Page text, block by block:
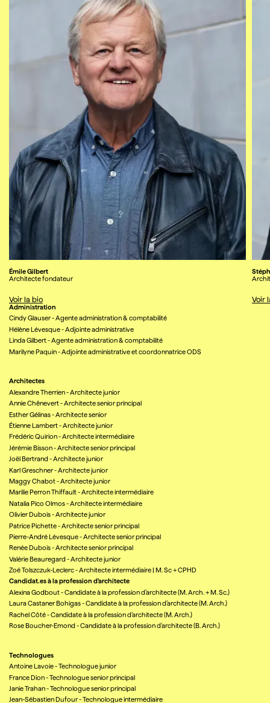
Émile Gilbert
Architecte fondateur
Voir la bio Voir
Administration
Cindy Glauser-Agente administration & comptabilité
Hélène Lévesque-Adjointe administrative
Linda Gilbert-Agente administration & comptabilité
Marilyne Paquin-Adjointe administrative et coordonnatrice ODS
Architectes
Alexandre Therrien-Architecte junior
Annie Chênevert-Architecte senior principal
Esther Gélinas-Architecte senior
Étienne Lambert-Architecte junior
Frédéric Quirion-Architecte intermédiaire
Jérémie Bisson-Architecte senior principal
Joël Bertrand -Architecte junior
Karl Greschner-Architecte junior
Maggy Chabot-Architecte junior
Marilie Perron Thiffault-Architecte intermédiaire
Natalia Pico Olmos-Architecte intermédiaire
Olivier Dubois-Architecte junior
Patrice Pichette-Architecte senior principal
Pierre-André Lévesque-Architecte senior principal
Renée Dubois-Architecte senior principal
Valérie Beauregard-Architecte junior
Zoé Tolszczuk-Leclerc-Architecte intermédiaire | M. Sc + CPHD
​Candidat.es à la profession d'architecte
Alexina Godbout-Candidate à la profession d’architecte (M. Arch. + M. Sc.)
Laura Castaner Bohigas-Candidate à la profession d’architecte (M. Arch.)
Rachel Côté-Candidate à la profession d’architecte (M. Arch.)
Rose Boucher-Emond -Candidate à la profession d'architecte (B. Arch.)
Technologues
Antoine Lavoie-Technologue junior
France Dion-Technologue senior principal
Janie Trahan-Technologue senior principal
Jean-Sébastien Dufour-Technologue intermédiaire